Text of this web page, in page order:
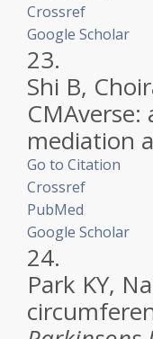
Crossref
Google Scholar
23.
Shi B,
mediation
Go to Citation
Crossref
PubMed
Google Scholar
24.
Park KY,